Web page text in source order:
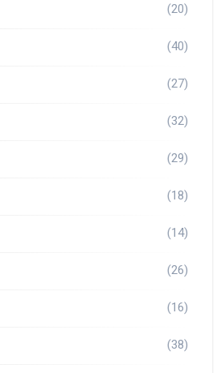
(20)
(40)
(27)
(32)
(29)
(18)
(14)
(26)
(16)
(38)